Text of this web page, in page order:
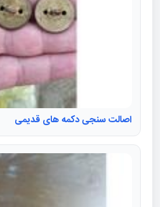
اصالت سنجی دکمه های قدیمی